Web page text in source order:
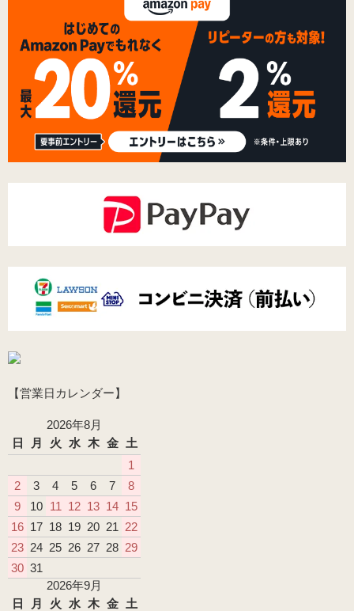
【営業日カレンダー】
2026年8月
日
月 火 水 木 金
土
1
2
3 4 5 6 7
8
9
10 11 12 13 14 15
16 17 18 19 20 21 22
23 24 25 26 27 28 29
30 31
2026年9月
日
月 火 水 木 金
土